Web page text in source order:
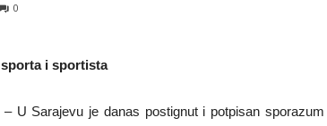
0
i sportista
– U Sarajevu je danas postignut i potpisan